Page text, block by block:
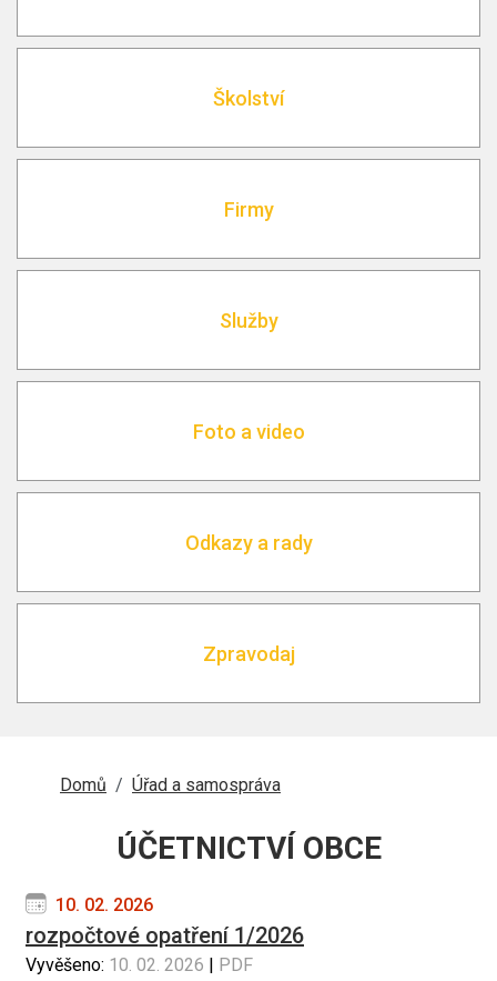
Školství
Firmy
Služby
Foto a video
Odkazy a rady
Zpravodaj
DROBEČKOVÁ
NAVIGACE
Domů Úřad a samospráva
ÚČETNICTVÍ OBCE
10. 02. 2026
rozpočtové opatření 1/2026
Vyvěšeno: 10. 02. 2026 | PDF